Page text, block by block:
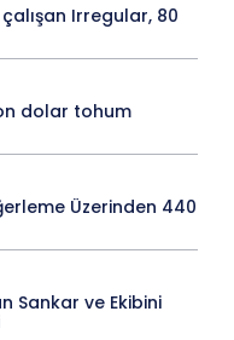
Irregular, 80
dolar tohum
Üzerinden 440
Sankar ve Ekibini